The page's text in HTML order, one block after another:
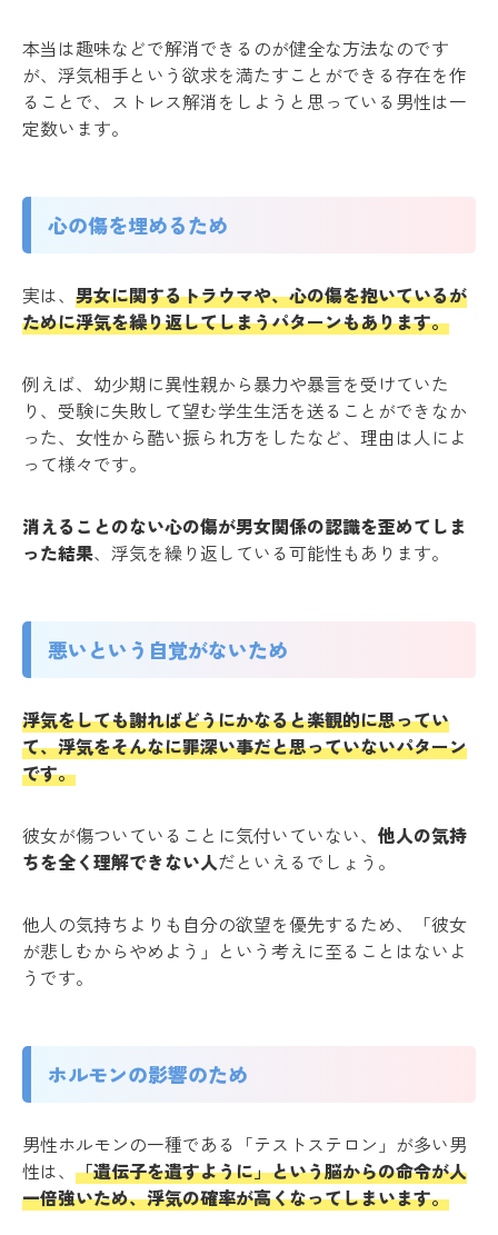
本当は趣味などで解消できるのが健全な方法なのです
が、浮気相手という欲求を満たすことができる存在を作
ることで、ストレス解消をしようと思っている男性は一
定数います。
心の傷を埋めるため
実は、 男女に関するトラウマや、心の傷を抱いているが
ために浮気を繰り返してしまうパターンもあります。
例えば、幼少期に異性親から暴力や暴言を受けていた
り、受験に失敗して望む学生生活を送ることができなか
った、女性から酷い振られ方をしたなど、理由は人によ
って様々です。
消えることのない心の傷が男女関係の認識を歪めてしま
った結果、浮気を繰り返している可能性もあります。
悪いという自覚がないため
浮気をしても謝ればどうにかなると楽観的に思ってい
て、浮気をそんなに罪深い事だと思っていないパターン
です。
彼女が傷ついていることに気付いていない、 他人の気持
ちを全く理解できない人だといえるでしょう。
他人の気持ちよりも自分の欲望を優先するため、「彼女
が悲しむからやめよう」という考えに至ることはないよ
うです。
ホルモンの影響のため
男性ホルモンの一種である「テストステロン」が多い男
性は、 「遺伝子を遺すように」という脳からの命令が人
一倍強いため、浮気の確率が高くなってしまいます。